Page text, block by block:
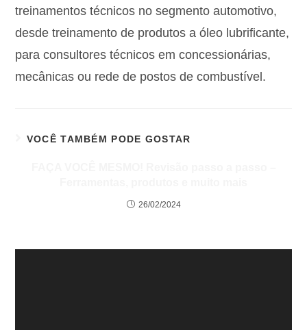
treinamentos técnicos no segmento automotivo,
desde treinamento de produtos a óleo lubrificante,
para consultores técnicos em concessionárias,
mecânicas ou rede de postos de combustível.
VOCÊ TAMBÉM PODE GOSTAR
26/02/2024